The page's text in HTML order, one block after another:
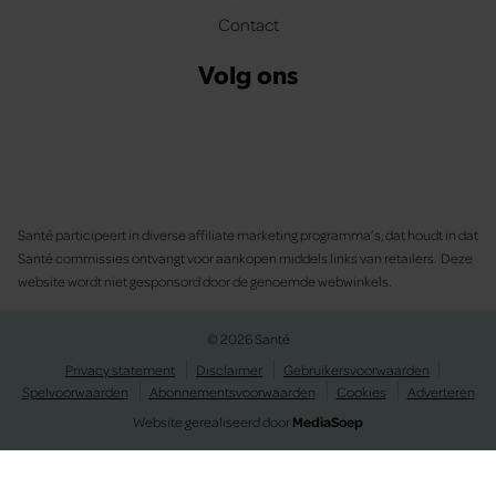
Contact
Volg ons
Santé participeert in diverse affiliate marketing programma’s, dat houdt in dat
Santé commissies ontvangt voor aankopen middels links van retailers. Deze
website wordt niet gesponsord door de genoemde webwinkels.
© 2026 Santé
Privacy statement
Disclaimer
Gebruikersvoorwaarden
Spelvoorwaarden
Abonnementsvoorwaarden Cookies
Adverteren
Website gerealiseerd doorMediaSoep